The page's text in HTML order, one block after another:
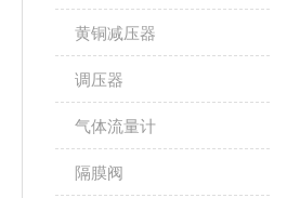
黄铜减压器
调压器
气体流量计
隔膜阀